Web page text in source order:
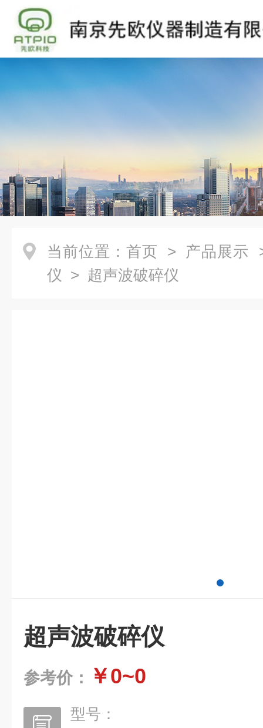
当前位置： 首页 > 产品展示
仪 > 超声波破碎仪
超声波破碎仪
参考价： ￥0~0
型号：